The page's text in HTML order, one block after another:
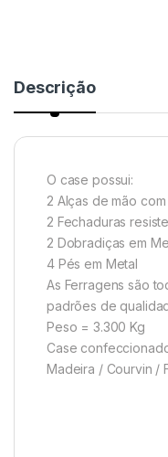
Descrição
O case possui:
2 Alças de mão
2 Fechaduras
2 Dobradiças em
4 Pés em Metal
As Ferragens são
padrões de
Peso = 3.300 Kg
Case
Madeira / Courvin /